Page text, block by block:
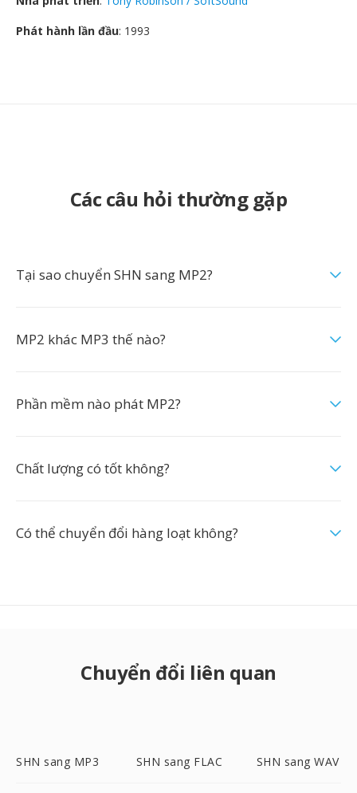
Phát hành lần đầu: 1993
Các câu hỏi thường gặp
Tại sao chuyển SHN sang MP2?
MP2 khác MP3 thế nào?
Phần mềm nào phát MP2?
Chất lượng có tốt không?
Có thể chuyển đổi hàng loạt không?
Chuyển đổi liên quan
SHN sang MP3 SHN sang FLAC SHN sang WAV